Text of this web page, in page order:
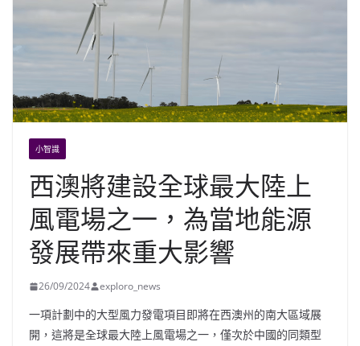
小智識
西澳將建設全球最大陸上
風電場之一，為當地能源
發展帶來重大影響
26/09/2024 exploro_news
一項計劃中的大型風力發電項目即將在西澳州的南大區域展
開，這將是全球最大陸上風電場之一，僅次於中國的同類型